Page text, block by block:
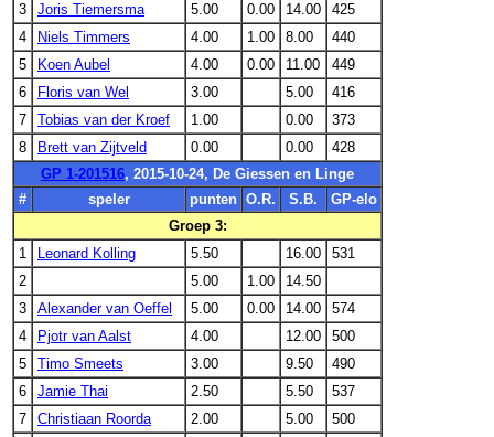
3
Joris Tiemersma 5.00 0.00 14.00
425
4
Niels Timmers 4.00 1.00 8.00
440
5
Koen Aubel 4.00 0.00 11.00
449
6
Floris van Wel 3.00 5.00
416
7
Tobias van der Kroef 1.00 0.00
373
8
Brett van Zijtveld 0.00 0.00
428
GP 1-201516, 2015-10-24, De Giessen en Linge
#
speler punten O.R. S.B.
GP-elo
Groep 3:
1
Leonard Kolling 5.50 16.00
531
2
5.00 1.00
14.50
3
Alexander van Oeffel 5.00 0.00 14.00
574
4
Pjotr van Aalst 4.00 12.00
500
5
Timo Smeets 3.00 9.50
490
6
Jamie Thai 2.50 5.50
537
7
Christiaan Roorda 2.00 5.00
500